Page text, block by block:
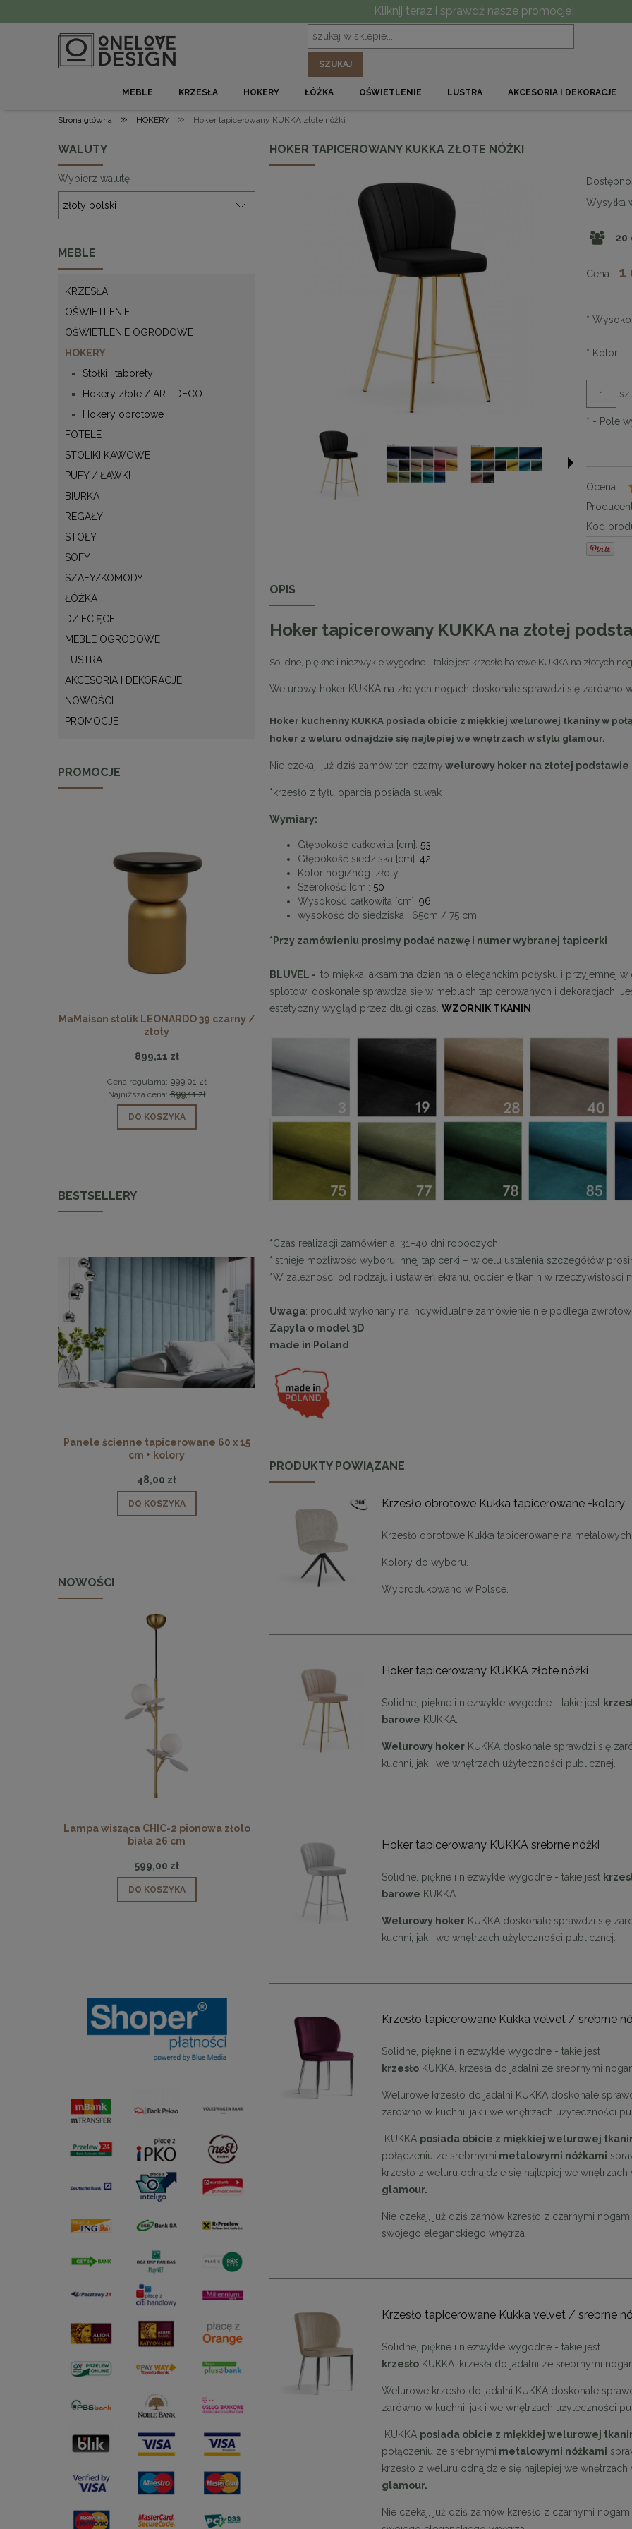
Kliknij teraz i sprawdź nasze promocje!
SZUKAJ
MEBLE KRZESŁA HOKERY ŁÓŻKA OŚWIETLENIE LUSTRA AKCESORIA I DEKORACJE
Strona główna » HOKERY » Hoker tapicerowany KUKKA złote nóżki
WALUTY
Wybierz walutę
MEBLE
KRZESŁA
OŚWIETLENIE
OŚWIETLENIE OGRODOWE
HOKERY
Stołki i taborety
Hokery złote / ART DECO
Hokery obrotowe
FOTELE
STOLIKI KAWOWE
PUFY / ŁAWKI
BIURKA
REGAŁY
STOŁY
SOFY
SZAFY/KOMODY
ŁÓŻKA
DZIECIĘCE
MEBLE OGRODOWE
LUSTRA
AKCESORIA I DEKORACJE
NOWOŚCI
PROMOCJE
PROMOCJE
MaMaison stolik LEONARDO 39 czarny /
złoty
899,11 zł
Cena regularna:999,01 zł
Najniższa cena:899,11 zł
DO KOSZYKA
Cena regularna:
Najniższa cena:
DO KOSZYKA
Cena regularna:799,00 zł
Najniższa cena:
DO KOSZYKA
BESTSELLERY
Panele ścienne tapicerowane 60 x 15
cm + kolory
48,00 zł
DO KOSZYKA DO KOSZYKA DO KOSZYKA
NOWOŚCI
Lampa wisząca CHIC-2 pionowa złoto
biała 26 cm
599,00 zł
DO KOSZYKA
1 999,00 zł
DO KOSZYKA
cm
HOKER TAPICEROWANY KUKKA ZŁOTE NÓŻKI
Wysyłka
20
Cena: 1
*
* Kolor:
* - Pole
Ocena:
Kod
OPIS
Hoker tapicerowany KUKKA na złotej
Solidne, piękne i niezwykle wygodne - takie jest krzesło barowe KUKKA na złotych
Welurowy hoker KUKKA na złotych nogach doskonale sprawdzi się zarówno
Hoker kuchenny KUKKA posiada obicie z miękkiej welurowej tkaninyw
hoker z weluru odnajdzie się najlepiej we wnętrzach w stylu glamour.
Nie czekaj, już dziś zamów ten czarny welurowy hoker na złotej podstawie
*krzesło z tyłu oparcia posiada suwak
Wymiary:
Głębokość całkowita [cm]: 53
Głębokość siedziska [cm]: 42
Kolor nogi/nóg: złoty
Szerokość [cm]: 50
Wysokość całkowita [cm]: 96
wysokość do siedziska : 65cm / 75 cm
*Przy zamówieniu prosimy podać nazwę i numer wybranej tapicerki
BLUVEL - to miękka, aksamitna dzianina o eleganckim połysku i przyjemnej
splotowi doskonale sprawdza się w meblach tapicerowanych i dekoracjach.
estetyczny wygląd przez długi czas. WZORNIK TKANIN
*Czas realizacji zamówienia: 31–40 dni roboczych.
* Istnieje możliwość wyboru innej tapicerki – w celu ustalenia szczegółów
*W zależności od rodzaju i ustawień ekranu, odcienie tkanin w
Uwaga: produkt wykonany na indywidualne zamówienie nie podlega zwrotowi
Zapyta o model 3D
made in Poland
PRODUKTY POWIĄZANE
Krzesło obrotowe Kukka tapicerowane +kolory
Krzesło obrotowe Kukka tapicerowane na metalowych
Kolory do wyboru.
Wyprodukowano w Polsce.
Hoker tapicerowany KUKKA złote nóżki
Solidne, piękne i niezwykle wygodne - takie jest
barowe KUKKA.
Welurowy hoker KUKKA doskonale sprawdzi się
kuchni, jak i we wnętrzach użyteczności publicznej.
Hoker tapicerowany KUKKA srebrne nóżki
Solidne, piękne i niezwykle wygodne - takie jest
barowe KUKKA.
Welurowy hoker KUKKA doskonale sprawdzi się
kuchni, jak i we wnętrzach użyteczności publicznej.
Krzesło tapicerowane Kukka velvet / srebrne
Solidne, piękne i niezwykle wygodne - takie jest
krzesło KUKKA. krzesła do jadalni ze srebrnymi
Welurowe krzesło do jadalni KUKKA doskonale
zarówno w kuchni, jak i we wnętrzach użyteczności
KUKKA posiada obicie z miękkiej welurowej
połączeniu ze srebrnymi metalowymi nóżkami
krzesło z weluru odnajdzie się najlepiej we wnętrzach
glamour.
Nie czekaj, już dziś zamów kzresło z czarnymi
swojego eleganckiego wnętrza
Krzesło tapicerowane Kukka velvet / srebrne
Solidne, piękne i niezwykle wygodne - takie jest
krzesło KUKKA. krzesła do jadalni ze srebrnymi
Welurowe krzesło do jadalni KUKKA doskonale
zarówno w kuchni, jak i we wnętrzach użyteczności
KUKKA posiada obicie z miękkiej welurowej
połączeniu ze srebrnymi metalowymi nóżkami
krzesło z weluru odnajdzie się najlepiej we wnętrzach
glamour.
Nie czekaj, już dziś zamów kzresło z czarnymi